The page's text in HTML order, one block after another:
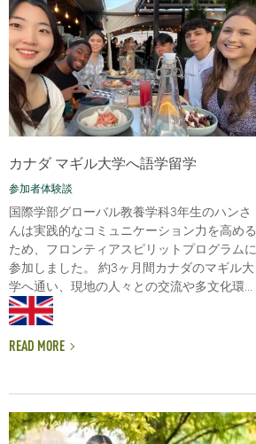
カナダ マギル大学へ語学留学
参加者体験談
国際学部グローバル教養学科3年生のハンさ
んは実践的なコミュニケーション力を高める
ため、フロンティアスピリットプログラムに
参加しました。 約3ヶ月間カナダのマギル大
学へ通い、現地の人々との交流や多文化環...
READ MORE